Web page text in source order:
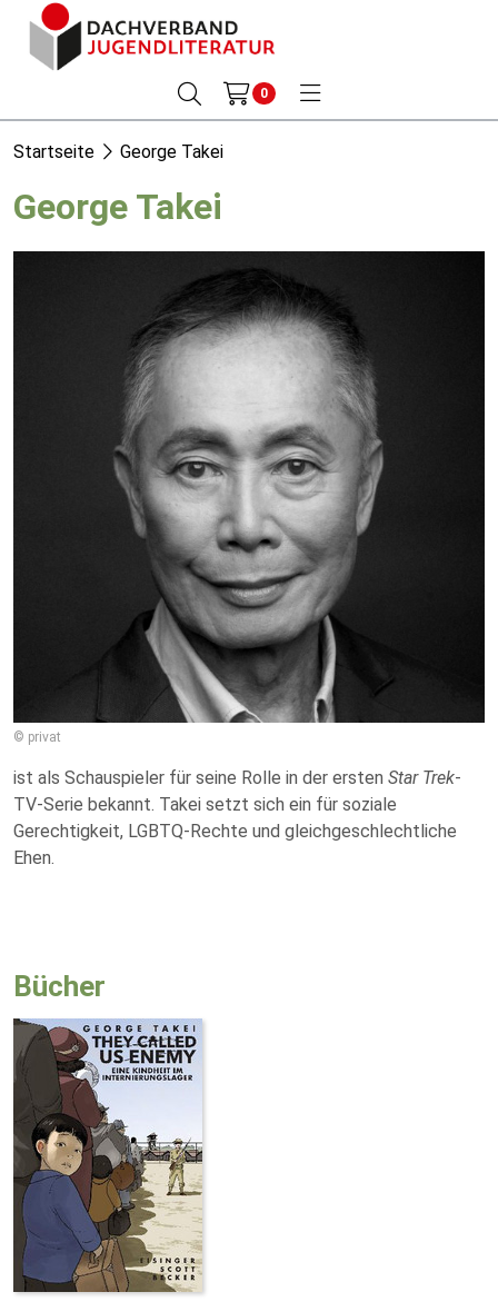
0
Startseite George Takei
George Takei
© privat
ist als Schauspieler für seine Rolle in der ersten Star Trek-
TV-Serie bekannt. Takei setzt sich ein für soziale
Gerechtigkeit, LGBTQ-Rechte und gleichgeschlechtliche
Ehen.
Bücher